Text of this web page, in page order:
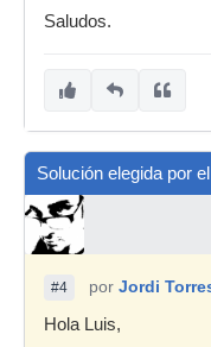
Saludos.
Solución elegida por
#4 por Jordi
Hola Luis,